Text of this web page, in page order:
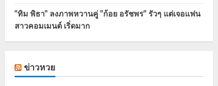
"ทิม พิธา" ลงภาพหวานคู่ "ก้อย อรัชพร" รัวๆ แต่เจอแฟน
สาวคอมเมนต์ เริ่ดมาก
ข่าวหวย